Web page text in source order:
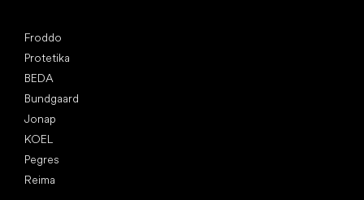
Froddo
Protetika
BEDA
Bundgaard
Jonap
KOEL
Pegres
Reima